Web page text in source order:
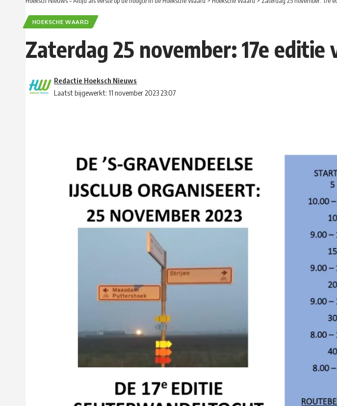
HOEKSCHE WAARD
Zaterdag 25 november: 17e
Laatst bijgewerkt: 11 november 2023 23:07
Redactie Hoeksch Nieuws